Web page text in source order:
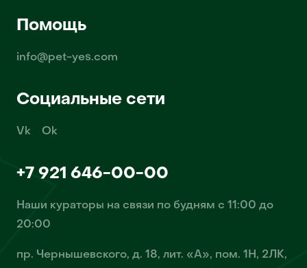
Помощь
info@pet-yes.com
Социальные сети
Vk Ok
+7 921 646-00-00
Наши кураторы на связи по будням с 11:00 до
20:00
пр. Чернышевского, д. 18, лит. «А», пом. 1Н, 2ЛК,